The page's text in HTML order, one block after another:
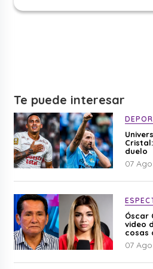
Te puede interesar
duelo
07
Óscar
video
cosas
07